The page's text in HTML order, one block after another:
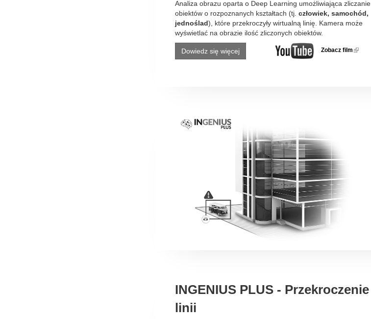
Analiza obrazu oparta o Deep Learning umożliwiająca zliczanie
obiektów o rozpoznanych kształtach (tj. człowiek, samochód,
jednoślad), które przekroczyły wirtualną linię. Kamera może
wyświetlać na obrazie ilość zliczonych obiektów.
Dowiedz się więcej Zobacz film (link is
INGENIUS PLUS - Przekroczenie
linii